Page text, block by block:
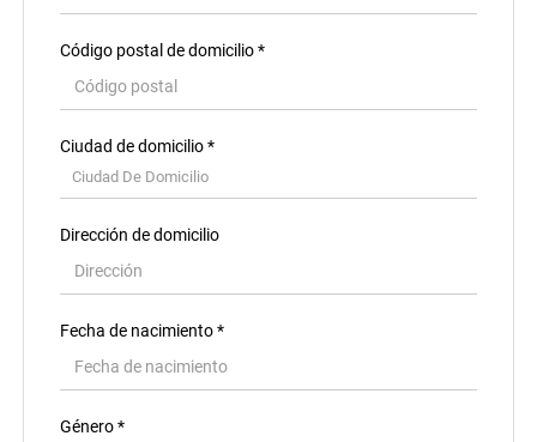
Código postal de domicilio *
Ciudad de domicilio *
Ciudad De Domicilio
Dirección de domicilio
Fecha de nacimiento *
Género *